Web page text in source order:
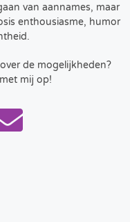
van aannames, maar
enthousiasme, humor
de mogelijkheden?
mij op!